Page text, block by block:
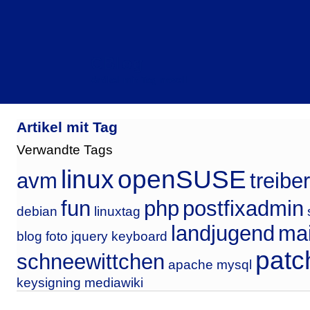
Artikel mit Tag
Verwandte Tags
avm linuxopenSUSEtreiber
debian fun linuxtag php postfixadmin
blog foto jquery keyboard landjugend
schneewittchen apache mysql
keysigning mediawiki